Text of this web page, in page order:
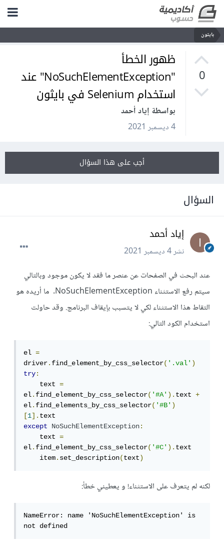
بايثون
0
ظهور الخطأ
"NoSuchElementException" عند
استخدام Selenium في بايثون
بواسطة إياد أحمد
4 ديسمبر 2021
أجب على هذا السؤال
السؤال
إياد أحمد
نشر4 ديسمبر 2021
عند البحث في الصفحات عن عنصر ما فقد لا يكون موجود وبالتالي
سيتم رفع الاستثناء NoSuchElementException. ما أريده هو
التقاط هذا الاستثناء لكي لا يتسبب بإيقاف البرنامج. وقد حاولت
استخدام الكود التالي:
el =
driver.find_element_by_css_selector('.val')
try:
    text
=
el.find_element_by_css_selector('#A').text +
el.find_elements_by_css_selector('#B')
[1].
except
NoSuchElementException:
    text
=
el.find_element_by_css_selector('#C').text
    item
.set_description(text)
لكنه لم يتعرف على الاستثناء! و يعطيني خطأ:
NameError: name 'NoSuchElementException' is
not defined